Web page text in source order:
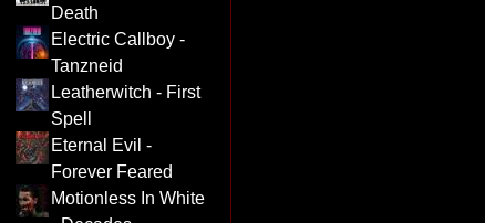
Death
Electric Callboy -
Tanzneid
Leatherwitch - First
Spell
Eternal Evil -
Forever Feared
Motionless In White